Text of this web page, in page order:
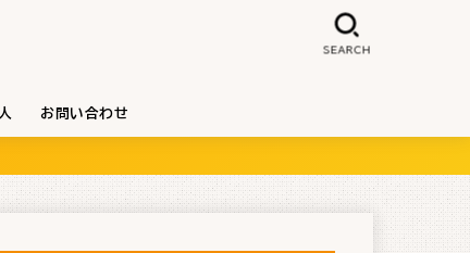
お問い合わせ
SEARCH